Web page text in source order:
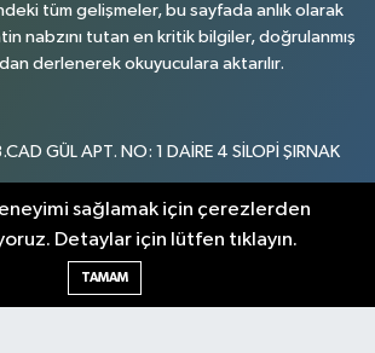
tüm gelişmeler, bu sayfada anlık olarak
nabzını tutan en kritik bilgiler, doğrulanmış
derlenerek okuyuculara aktarılır.
GÜL APT. NO: 1 DAİRE 4 SİLOPİ ŞIRNAK
0547 300 73 73
[email protected]
sağlamak için çerezlerden
Detaylar için lütfen tıklayın.
TAMAM